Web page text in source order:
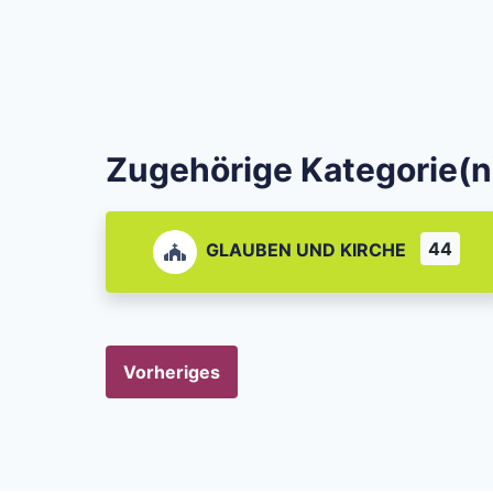
Zugehörige
GLAUBEN UND KIRCHE 44
Vorheriges